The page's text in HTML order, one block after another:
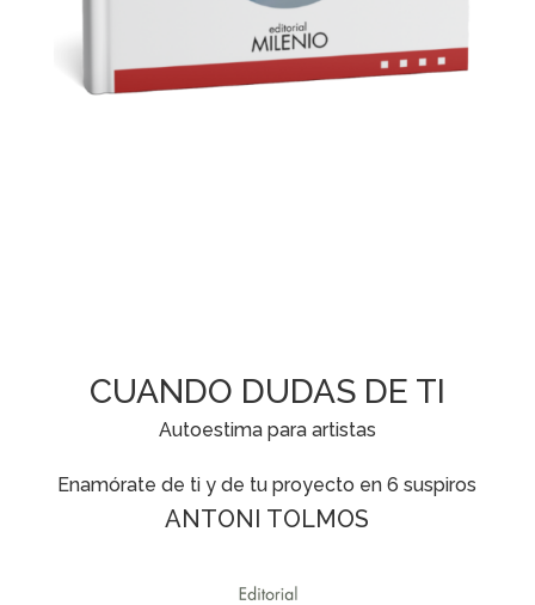
CUANDO DUDAS DE TI
Autoestima para artistas
Enamórate de ti y de tu proyecto en 6 suspiros
ANTONI TOLMOS